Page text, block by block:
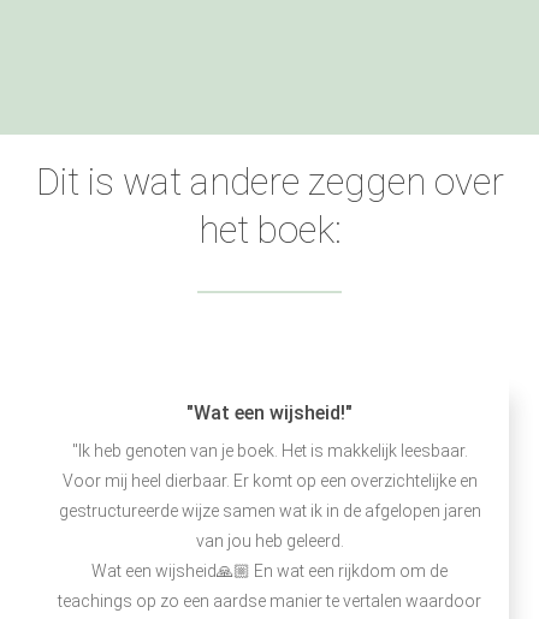
Dit is wat andere zeggen over
het boek:
"Wat een wijsheid!"
"Ik heb genoten van je boek. Het is makkelijk leesbaar.
Voor mij heel dierbaar. Er komt op een overzichtelijke en
gestructureerde wijze samen wat ik in de afgelopen jaren
van jou heb geleerd.
Wat een wijsheid🙏🏼 En wat een rijkdom om de
teachings op zo een aardse manier te vertalen waardoor